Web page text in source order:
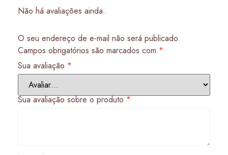
Não há avaliações ainda.
O seu endereço de e-mail não será publicado.
Campos obrigatórios são marcados com *
Sua avaliação *
Sua avaliação sobre o produto*